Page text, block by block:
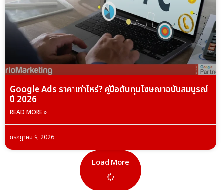
Google Ads ราคาเท่าไหร่? คู่มือต้นทุนโฆษณาฉบับสมบูรณ์
ปี 2026
READ MORE »
กรกฎาคม 9, 2026
Load More